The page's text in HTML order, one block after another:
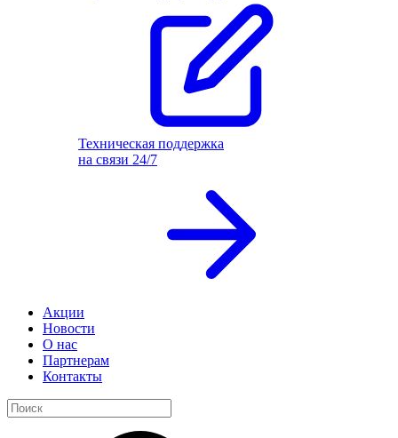
Техническая поддержка
на связи 24/7
Акции
Новости
О нас
Партнерам
Контакты